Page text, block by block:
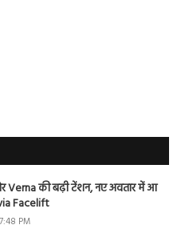
Verna की बढ़ी टेंशन, नए अवतार में आ
Facelift
PM